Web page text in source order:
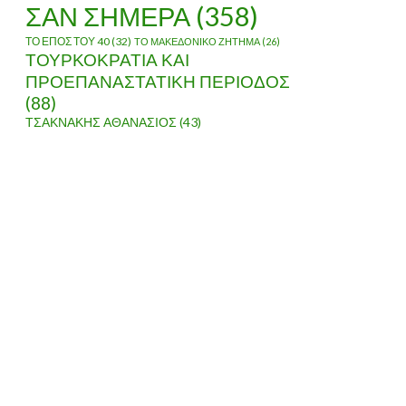
ΤΟΥ ΧΡΟΝΟΥ
ΣΑΝ ΣΗΜΕΡΑ (358)
ΤΟ ΕΠΟΣ ΤΟΥ 40(32) ΤΟ ΜΑΚΕΔΟΝΙΚΟ ΖΗΤΗΜΑ (26)
ΤΟΥΡΚΟΚΡΑΤΙΑ ΚΑΙ
ΠΡΟΕΠΑΝΑΣΤΑΤΙΚΗ ΠΕΡΙΟΔΟΣ
(88)
ΤΣΑΚΝΑΚΗΣ ΑΘΑΝΑΣΙΟΣ (43)